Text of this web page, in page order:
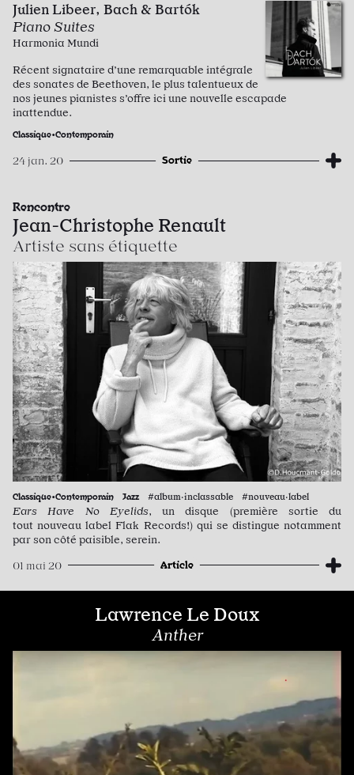
Julien Libeer, Bach & Bartók
Piano Suites
Harmonia Mundi
Récent signataire d’une remarquable intégrale
des sonates de Beethoven, le plus talentueux de
nos jeunes pianistes s’offre ici une nouvelle escapade
inattendue.
Classique•Contemporain
24 jan. 20 Sortie
Rencontre
Jean-Christophe Renault
Artiste sans étiquette
Classique•Contemporain Jazz #album·inclassable #nouveau·label
Ears Have No Eyelids, un disque (première sortie du
tout nouveau label Flak Records!) qui se distingue notamment
par son côté paisible, serein.
01 mai 20 Article
Lawrence Le Doux
Anther